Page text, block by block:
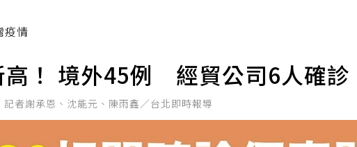
疫情
高！ 境外45例 經貿公司6人確診
記者謝承恩、沈能元、陳雨鑫／台北即時報導